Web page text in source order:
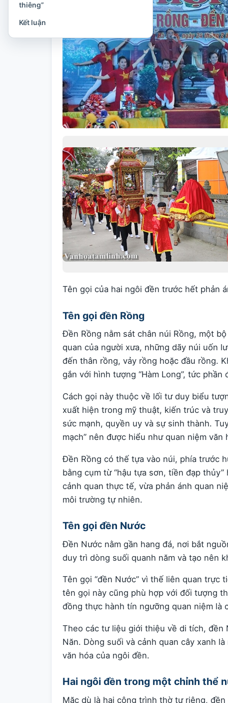
Tên gọi của hai ngôi đền trước hết phản
Tên gọi đền Rồng
Đền Rồng nằm sát chân núi Rồng, một
quan của người xưa, những dãy núi uốn
đến thân rồng, vảy rồng hoặc đầu rồng.
gắn với hình tượng “Hàm Long”, tức phần
Cách gọi này thuộc về lối tư duy biểu
xuất hiện trong mỹ thuật, kiến trúc và
sức mạnh, quyền uy và sự sinh thành.
mạch” nên được hiểu như quan niệm
Đền Rồng có thế tựa vào núi, phía trước
bằng cụm từ “hậu tựa sơn, tiền đạp
cảnh quan thực tế, vừa phản ánh quan
môi trường tự nhiên.
Tên gọi đền Nước
Đền Nước nằm gần hang đá, nơi bắt
duy trì dòng suối quanh năm và tạo nên
Tên gọi “đền Nước” vì thế liên quan
tên gọi này cũng phù hợp với đối tượng
đồng thực hành tín ngưỡng quan niệm là
Theo các tư liệu giới thiệu về di tích, đền
Năn. Dòng suối và cảnh quan cây xanh
văn hóa của ngôi đền.
Hai ngôi đền trong một chỉnh thể
Mặc dù là hai công trình thờ tự riêng,
thiêng”
Kết luận